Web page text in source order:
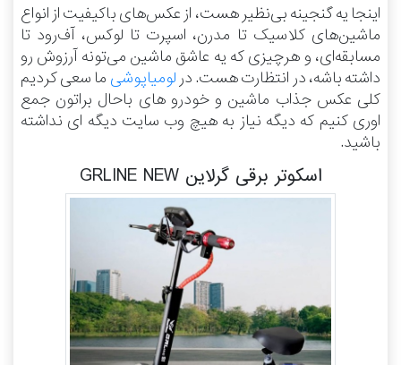
اینجا یه گنجینه بی‌نظیر هست، از عکس‌های باکیفیت از انواع
ماشین‌های کلاسیک تا مدرن، اسپرت تا لوکس، آف‌رود تا
مسابقه‌ای، و هرچیزی که یه عاشق ماشین می‌تونه آرزوش رو
داشته باشه، در انتظارت هست.در لومیاپوشی ما سعی کردیم
کلی عکس جذاب ماشین و خودرو های باحال براتون جمع
اوری کنیم که دیگه نیاز به هیچ وب سایت دیگه ای نداشته
باشید.
اسکوتر برقی گرلاین GRLINE NEW